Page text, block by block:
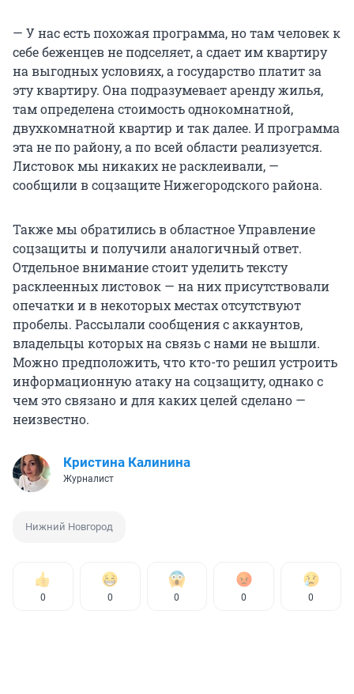
— У нас есть похожая программа, но там человек к
себе беженцев не подселяет, а сдает им квартиру
на выгодных условиях, а государство платит за
эту квартиру. Она подразумевает аренду жилья,
там определена стоимость однокомнатной,
двухкомнатной квартир и так далее. И программа
эта не по району, а по всей области реализуется.
Листовок мы никаких не расклеивали, —
сообщили в соцзащите Нижегородского района.
Также мы обратились в областное Управление
соцзащиты и получили аналогичный ответ.
Отдельное внимание стоит уделить тексту
расклеенных листовок — на них присутствовали
опечатки и в некоторых местах отсутствуют
пробелы. Рассылали сообщения с аккаунтов,
владельцы которых на связь с нами не вышли.
Можно предположить, что кто-то решил устроить
информационную атаку на соцзащиту, однако с
чем это связано и для каких целей сделано —
неизвестно.
Кристина Калинина
Журналист
Нижний Новгород
0 0 0 0 0